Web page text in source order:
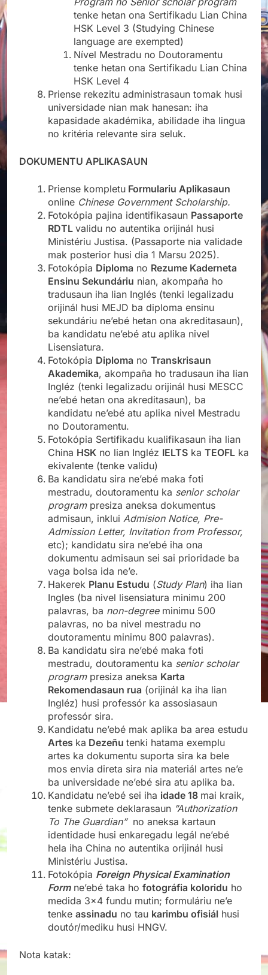
tenke hetan ona Sertifikadu Lian China
HSK Level 3 (Studying Chinese
language are exempted)
Nível Mestradu no Doutoramentu
tenke hetan ona Sertifikadu Lian China
HSK Level 4
Priense rekezitu administrasaun tomak husi
universidade nian mak hanesan: iha
kapasidade akadémika, abilidade iha lingua
no kritéria relevante sira seluk.
DOKUMENTU APLIKASAUN
Priense kompletu Formulariu Aplikasaun
online Chinese Government Scholarship.
Fotokópia pajina identifikasaun Passaporte
RDTL validu no autentika orijinál husi
Ministériu Justisa. (Passaporte nia validade
mak posterior husi dia 1 Marsu 2025).
Fotokópia Diploma no Rezume Kaderneta
Ensinu Sekundáriu nian, akompaña ho
tradusaun iha lian Inglés (tenki legalizadu
orijinál husi MEJD ba diploma ensinu
sekundáriu ne’ebé hetan ona akreditasaun),
ba kandidatu ne’ebé atu aplika nivel
Lisensiatura.
Fotokópia Diploma no Transkrisaun
Akademika, akompaña ho tradusaun iha lian
Ingléz (tenki legalizadu orijinál husi MESCC
ne’ebé hetan ona akreditasaun), ba
kandidatu ne’ebé atu aplika nivel Mestradu
no Doutoramentu.
Fotokópia Sertifikadu kualifikasaun iha lian
China HSK no lian Ingléz IELTS ka TEOFL ka
ekivalente (tenke validu)
Ba kandidatu sira ne’ebé maka foti
mestradu, doutoramentu ka senior scholar
programpresiza aneksa dokumentus
admisaun, inklui Admision Notice, Pre-
Admission Letter, Invitation from Professor,
etc); kandidatu sira ne’ebé iha ona
dokumentu admisaun sei sai prioridade ba
vaga bolsa ida ne’e.
Hakerek Planu Estudu (Study Plan) iha lian
Ingles (ba nivel lisensiatura minimu 200
palavras, ba non-degreeminimu 500
palavras, no ba nivel mestradu no
doutoramentu minimu 800 palavras).
Ba kandidatu sira ne’ebé maka foti
mestradu, doutoramentu ka senior scholar
programpresiza aneksa Karta
Rekomendasaun rua (orijinál ka iha lian
Ingléz) husi professór ka assosiasaun
professór sira.
Kandidatu ne’ebé mak aplika ba area estudu
Artes ka Dezeñu tenki hatama exemplu
artes ka dokumentu suporta sira ka bele
mos envia direta sira nia materiál artes ne’e
ba universidade ne’ebé sira atu aplika ba.
Kandidatu ne’ebé sei iha idade 18 mai kraik,
tenke submete deklarasaun ”Authorization
To The Guardian” no aneksa kartaun
identidade husi enkaregadu legál ne’ebé
hela iha China no autentika orijinál husi
Ministériu Justisa.
Fotokópia Foreign Physical Examination
Formne’ebé taka ho fotográfia koloridu ho
medida 3×4 fundu mutin; formuláriu ne’e
tenke assinadu no tau karimbu ofisiál husi
doutór/mediku husi HNGV.
Nota katak: